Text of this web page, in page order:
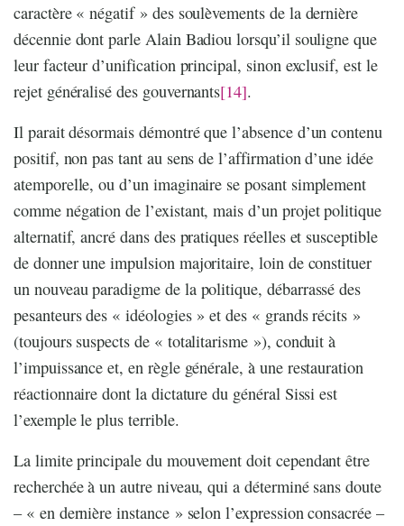
caractère « négatif » des soulèvements de la dernière
décennie dont parle Alain Badiou lorsqu’il souligne que
leur facteur d’unification principal, sinon exclusif, est le
rejet généralisé des gouvernants[14].
Il parait désormais démontré que l’absence d’un contenu
positif, non pas tant au sens de l’affirmation d’une idée
atemporelle, ou d’un imaginaire se posant simplement
comme négation de l’existant, mais d’un projet politique
alternatif, ancré dans des pratiques réelles et susceptible
de donner une impulsion majoritaire, loin de constituer
un nouveau paradigme de la politique, débarrassé des
pesanteurs des « idéologies » et des « grands récits »
(toujours suspects de « totalitarisme »), conduit à
l’impuissance et, en règle générale, à une restauration
réactionnaire dont la dictature du général Sissi est
l’exemple le plus terrible.
La limite principale du mouvement doit cependant être
recherchée à un autre niveau, qui a déterminé sans doute
– « en dernière instance » selon l’expression consacrée –